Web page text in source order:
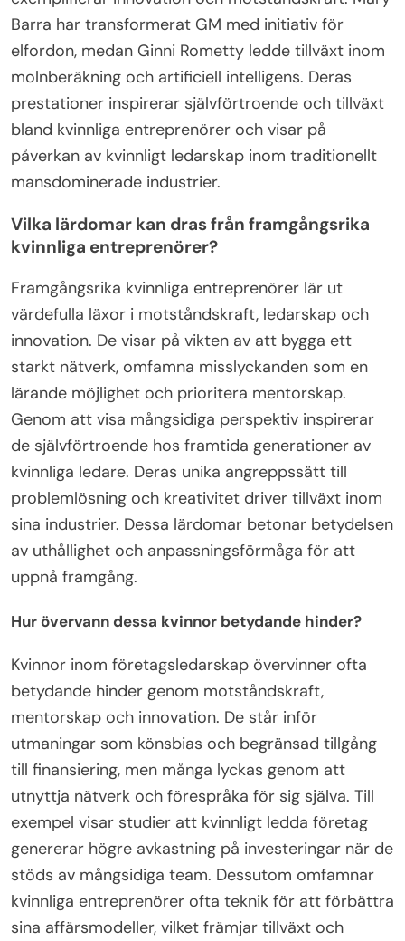
Barra har transformerat GM med initiativ för
elfordon, medan Ginni Rometty ledde tillväxt inom
molnberäkning och artificiell intelligens. Deras
prestationer inspirerar självförtroende och tillväxt
bland kvinnliga entreprenörer och visar på
påverkan av kvinnligt ledarskap inom traditionellt
mansdominerade industrier.
Vilka lärdomar kan dras från framgångsrika
kvinnliga entreprenörer?
Framgångsrika kvinnliga entreprenörer lär ut
värdefulla läxor i motståndskraft, ledarskap och
innovation. De visar på vikten av att bygga ett
starkt nätverk, omfamna misslyckanden som en
lärande möjlighet och prioritera mentorskap.
Genom att visa mångsidiga perspektiv inspirerar
de självförtroende hos framtida generationer av
kvinnliga ledare. Deras unika angreppssätt till
problemlösning och kreativitet driver tillväxt inom
sina industrier. Dessa lärdomar betonar betydelsen
av uthållighet och anpassningsförmåga för att
uppnå framgång.
Hur övervann dessa kvinnor betydande hinder?
Kvinnor inom företagsledarskap övervinner ofta
betydande hinder genom motståndskraft,
mentorskap och innovation. De står inför
utmaningar som könsbias och begränsad tillgång
till finansiering, men många lyckas genom att
utnyttja nätverk och förespråka för sig själva. Till
exempel visar studier att kvinnligt ledda företag
genererar högre avkastning på investeringar när de
stöds av mångsidiga team. Dessutom omfamnar
kvinnliga entreprenörer ofta teknik för att förbättra
sina affärsmodeller, vilket främjar tillväxt och